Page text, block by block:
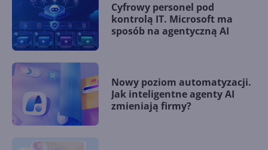
Cyfrowy personel pod
kontrolą IT. Microsoft ma
sposób na agentyczną AI
Nowy poziom automatyzacji.
Jak inteligentne agenty AI
zmieniają firmy?